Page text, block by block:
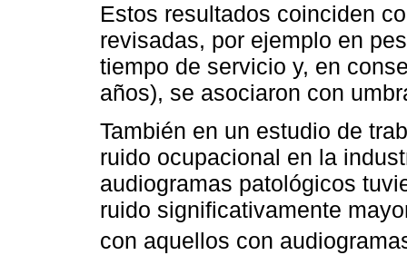
Estos resultados coinciden
revisadas, por ejemplo en
tiempo de servicio y, en
años), se asociaron con
También en un estudio de
ruido ocupacional en la
audiogramas patológicos
ruido significativamente
con aquellos con